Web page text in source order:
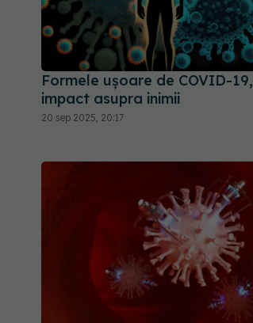
Formele ușoare de COVID-19,
impact asupra inimii
20 sep 2025, 20:17